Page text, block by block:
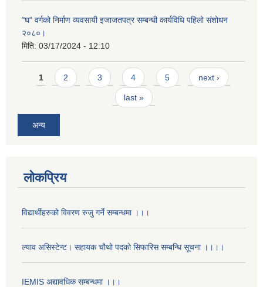
"घ" वर्गको निर्माण व्यवसायी इजाजतपत्र सम्बन्धी कार्यविधि पहिलो संशोधन
२०८०।
मिति: 03/17/2024 - 12:10
Pages
1 2 3 4 5 next ›
last »
अन्य
लोकप्रिय
विद्यार्थीहरुको विवरण रुजु गर्ने सम्बन्धमा ।।।
ल्याव असिस्टेन्ट। सहायक चौथो पदको सिफारिस सम्बन्धि सूचना ।।।।
IEMIS अद्यावधिक सम्बन्धमा ।।।